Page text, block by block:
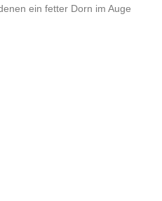
ein fetter Dorn im Auge